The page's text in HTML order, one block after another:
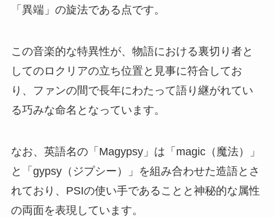
「異端」の旋法である点です。
この音楽的な特異性が、物語における裏切り者と
してのロクリアの立ち位置と見事に符合してお
り、ファンの間で長年にわたって語り継がれてい
る巧みな命名となっています。
なお、英語名の「Magypsy」は「magic（魔法）」
と「gypsy（ジプシー）」を組み合わせた造語とさ
れており、PSIの使い手であることと神秘的な属性
の両面を表現しています。